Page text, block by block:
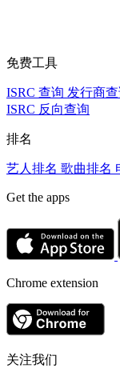
免费工具
ISRC 查询 发行商
ISRC 反向查询
排名
艺人排名 歌曲排名
Get the apps
Chrome extension
关注我们